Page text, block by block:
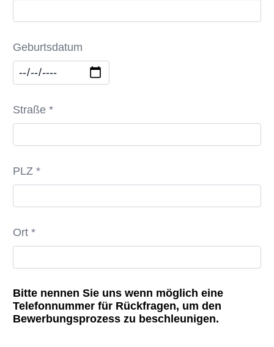
Geburtsdatum
Straße *
PLZ *
Ort *
Bitte nennen Sie uns wenn möglich eine
Telefonnummer für Rückfragen, um den
Bewerbungsprozess zu beschleunigen.